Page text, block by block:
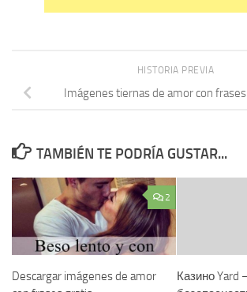
HISTORIA PREVIA
Imágenes tiernas de amor con
TAMBIÉN TE PODRÍA GUSTAR...
2
Descargar imágenes de amor
Казино Yard